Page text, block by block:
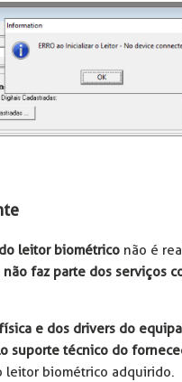
leitor biométrico não é
não faz parte dos serviços
e dos drivers do
suporte técnico do
leitor biométrico adquirido.